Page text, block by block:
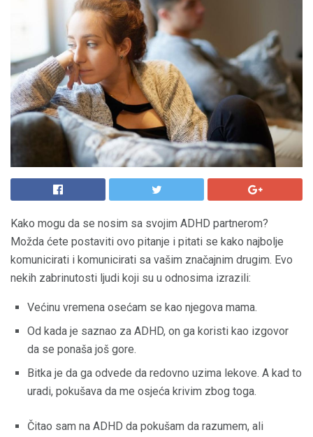
Kako mogu da se nosim sa svojim ADHD partnerom?
Možda ćete postaviti ovo pitanje i pitati se kako najbolje
komunicirati i komunicirati sa vašim značajnim drugim. Evo
nekih zabrinutosti ljudi koji su u odnosima izrazili:
Većinu vremena osećam se kao njegova mama.
Od kada je saznao za ADHD, on ga koristi kao izgovor
da se ponaša još gore.
Bitka je da ga odvede da redovno uzima lekove. A kad to
uradi, pokušava da me osjeća krivim zbog toga.
Čitao sam na ADHD da pokušam da razumem, ali